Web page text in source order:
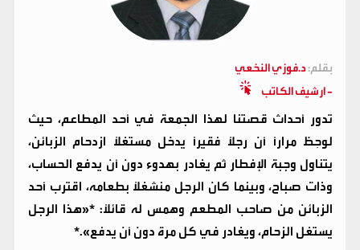
بقلم:د.فوزي النخعي
- ارشيف الكاتب
تدور أحداث قصتنا لهذا الجمعة في أحد المطاعم، حيث
لوحِظ مرارًا أن رجلًا فقيرًا يدخل مستغلًا ازدحام الزبائن،
يتناول وجبة الإفطار ثم يغادر بهدوء دون أن يدفع الحساب،
وذات صباح، وبينما كان الرجل منشغلًا بطعامه، اقترب أحد
الزبائن من صاحب المطعم وهمس له قائلًا: *«هذا الرجل
يستغل الزحام، ويغادر في كل مرة دون أن يدفع».*